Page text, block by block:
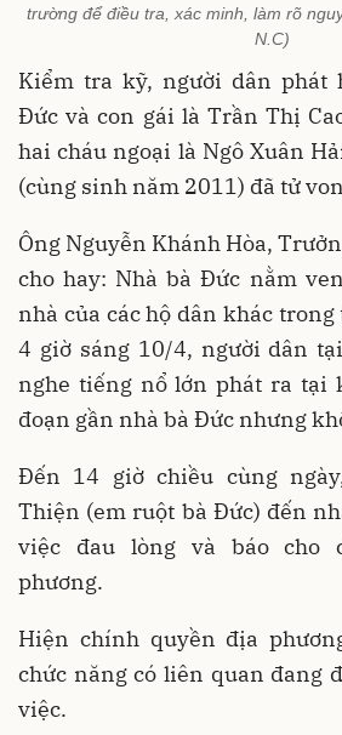
trường để điều tra, xác minh, làm rõ
N.C)
Kiểm tra kỹ, người dân phát
Đức và con gái là Trần Thị
hai cháu ngoại là Ngô Xuân
(cùng sinh năm 2011) đã tử
Ông Nguyễn Khánh Hòa,
cho hay: Nhà bà Đức nằm
nhà của các hộ dân khác
4 giờ sáng 10/4, người dân
nghe tiếng nổ lớn phát ra tại
đoạn gần nhà bà Đức nhưng
Đến 14 giờ chiều cùng
Thiện (em ruột bà Đức) đến
việc đau lòng và báo cho
phương.
Hiện chính quyền địa
chức năng có liên quan đang
việc.